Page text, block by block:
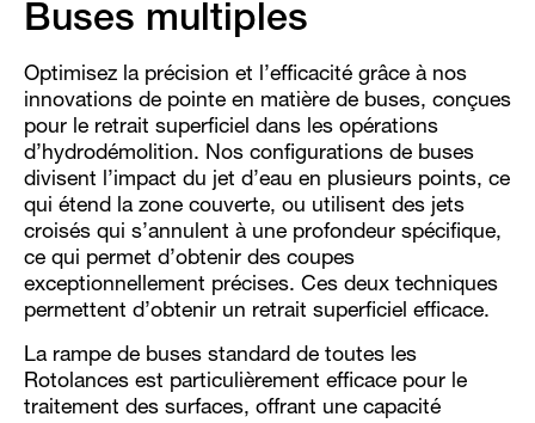
Buses multiples
Optimisez la précision et l’efficacité grâce à nos
innovations de pointe en matière de buses, conçues
pour le retrait superficiel dans les opérations
d’hydrodémolition. Nos configurations de buses
divisent l’impact du jet d’eau en plusieurs points, ce
qui étend la zone couverte, ou utilisent des jets
croisés qui s’annulent à une profondeur spécifique,
ce qui permet d’obtenir des coupes
exceptionnellement précises. Ces deux techniques
permettent d’obtenir un retrait superficiel efficace.
La rampe de buses standard de toutes les
Rotolances est particulièrement efficace pour le
traitement des surfaces, offrant une capacité